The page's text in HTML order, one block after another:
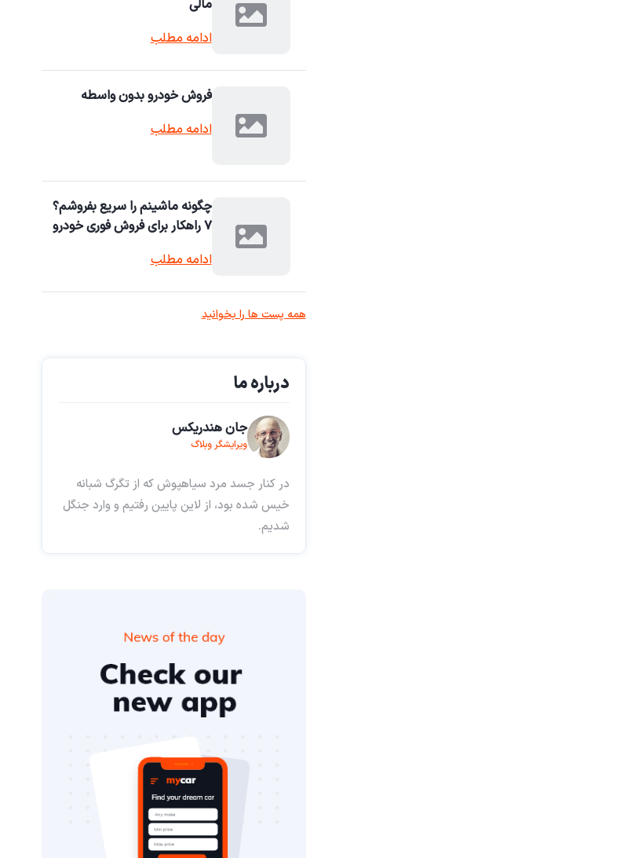
مالی
ادامه مطلب
فروش خودرو بدون واسطه
ادامه مطلب
چگونه ماشینم را سریع بفروشم؟
۷ راهکار برای فروش فوری خودرو
ادامه مطلب
همه پست ها را بخوانید
درباره ما
جان هندریکس
ویرایشگر وبلاگ
در کنار جسد مرد سیاهپوش که از تگرگ شبانه
خیس شده بود، از لاین پایین رفتیم و وارد جنگل
شدیم.